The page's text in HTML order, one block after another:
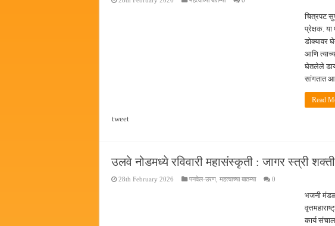
छत्रपती शिवाजी महाराज महाराजस्व समाधान शिबिरास
चित्रपट
प्रेक्षक.
डोक्यावर
आणि
घेतलेले
सांगतात
Read
tweet
उलवे नोडमध्ये रविवारी महासंस्कृती : जागर स्त्री
28th February 2026 पनवेल-उरण महत्वाच्या बातम्या 0
भजनी
कार्य